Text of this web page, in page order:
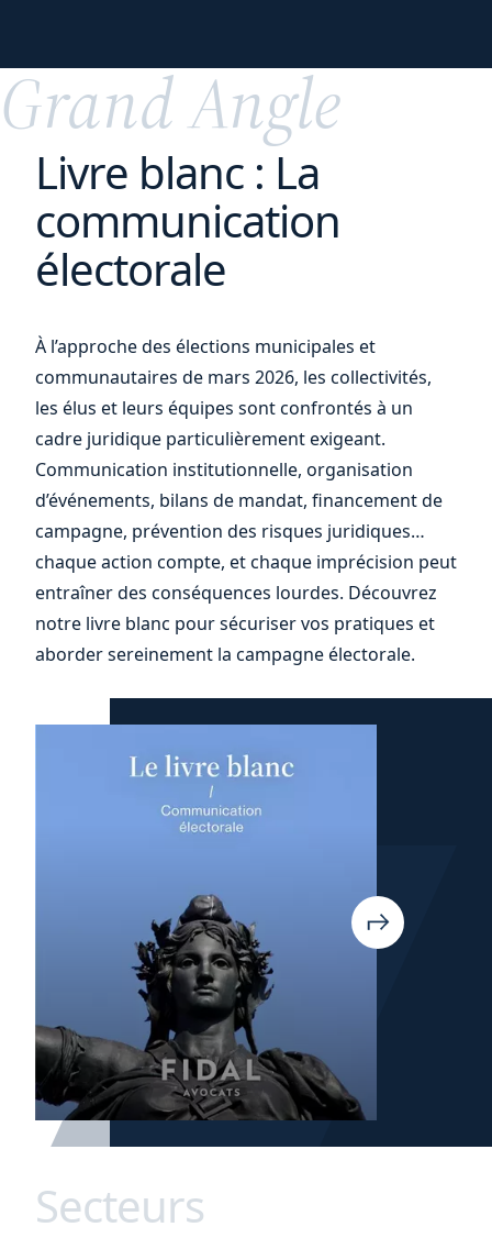
vos
Grand Angle
Livre blanc : La
communication
électorale
À l’approche des élections municipales et
communautaires de mars 2026, les collectivités,
les élus et leurs équipes sont confrontés à un
cadre juridique particulièrement exigeant.
Communication institutionnelle, organisation
d’événements, bilans de mandat, financement de
campagne, prévention des risques juridiques…
chaque action compte, et chaque imprécision peut
entraîner des conséquences lourdes. Découvrez
notre livre blanc pour sécuriser vos pratiques et
aborder sereinement la campagne électorale.
Secteurs